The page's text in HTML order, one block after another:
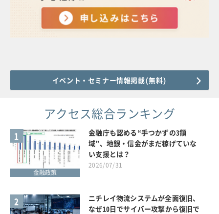
イベント・セミナー情報掲載(無料)
アクセス総合ランキング
1
金融政策
金融庁も認める“手つかずの3領
域”、地銀・信金がまだ稼げていな
い支援とは？
2026/07/31
2
ニチレイ物流システムが全面復旧、
なぜ10日でサイバー攻撃から復旧で